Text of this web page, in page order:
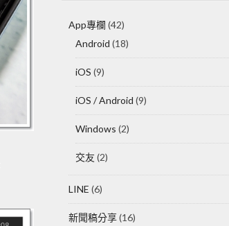
App專欄 (42)
Android (18)
iOS (9)
iOS / Android (9)
Windows (2)
交友 (2)
LINE (6)
新聞稿分享(16)